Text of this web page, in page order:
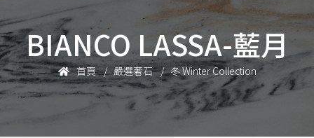
BIANCO LASSA-藍月
首頁 嚴選奢石 冬 Winter Collection